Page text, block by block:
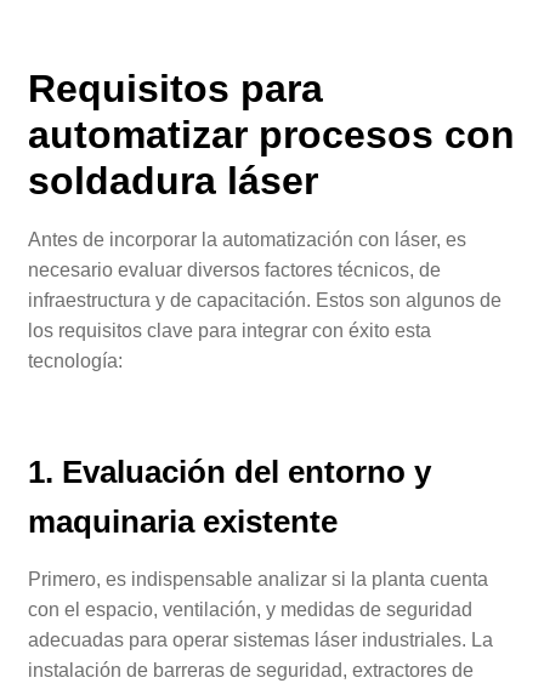
Requisitos para
automatizar procesos con
soldadura láser
Antes de incorporar la automatización con láser, es
necesario evaluar diversos factores técnicos, de
infraestructura y de capacitación. Estos son algunos de
los requisitos clave para integrar con éxito esta
tecnología:
1. Evaluación del entorno y
maquinaria existente
Primero, es indispensable analizar si la planta cuenta
con el espacio, ventilación, y medidas de seguridad
adecuadas para operar sistemas láser industriales. La
instalación de barreras de seguridad, extractores de